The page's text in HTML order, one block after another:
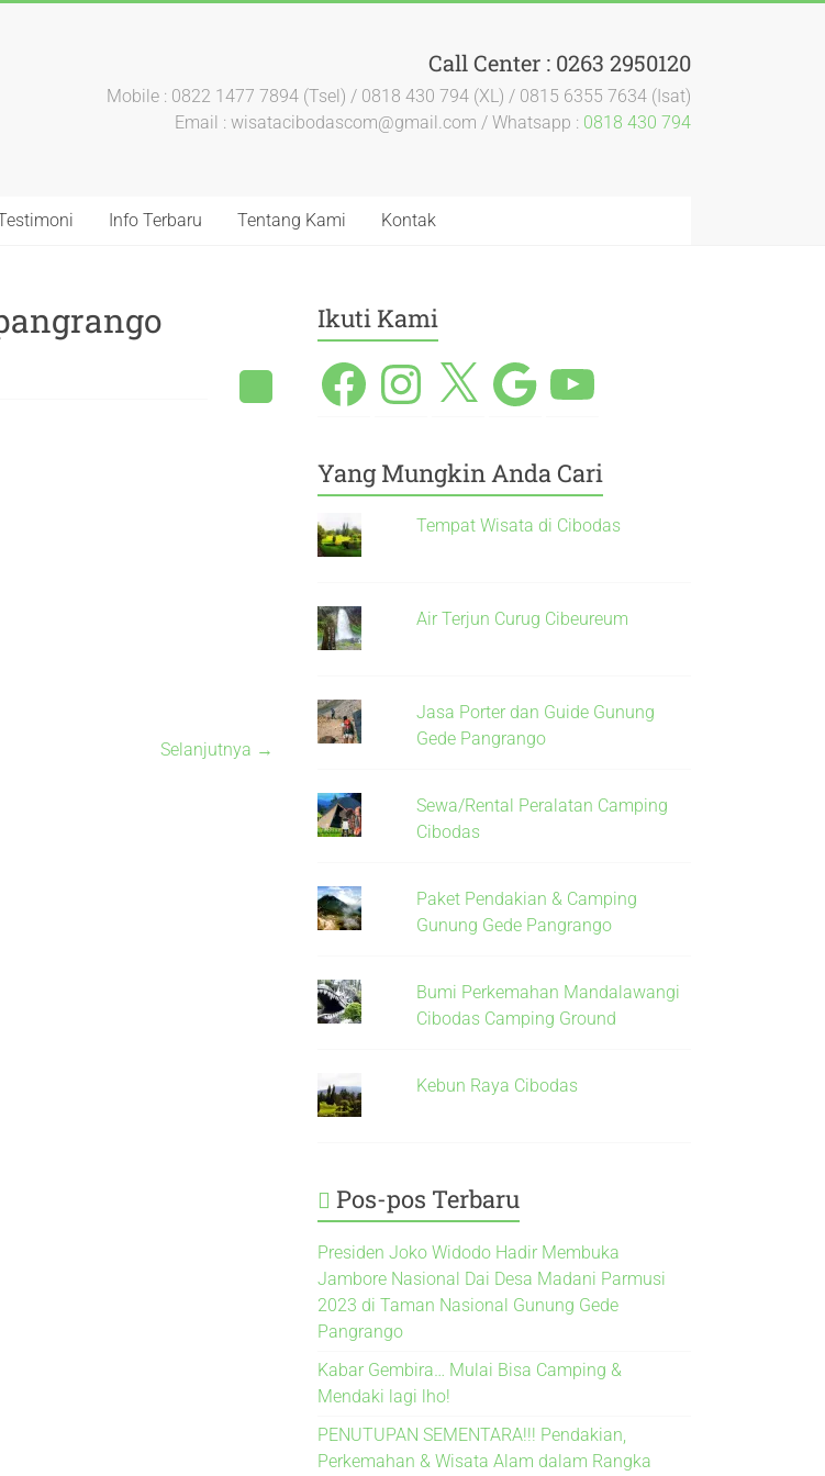
Call Center : 0263 2950120
Mobile : 0822 1477 7894 (Tsel) / 0818 430 794 (XL) / 0815 6355 7634 (Isat)
Email : wisatacibodascom@gmail.com / Whatsapp : 0818 430 794
Info Terbaru Tentang Kami Kontak
Selanjutnya →
Ikuti Kami
Yang Mungkin Anda Cari
Tempat Wisata di Cibodas
Air Terjun Curug Cibeureum
Jasa Porter dan Guide Gunung
Gede Pangrango
Sewa/Rental Peralatan Camping
Cibodas
Paket Pendakian & Camping
Gunung Gede Pangrango
Bumi Perkemahan Mandalawangi
Cibodas Camping Ground
Kebun Raya Cibodas
Pos-pos Terbaru
Presiden Joko Widodo Hadir Membuka
Jambore Nasional Dai Desa Madani Parmusi
2023 di Taman Nasional Gunung Gede
Pangrango
Kabar Gembira… Mulai Bisa Camping &
Mendaki lagi lho!
PENUTUPAN SEMENTARA!!! Pendakian,
Perkemahan & Wisata Alam dalam Rangka